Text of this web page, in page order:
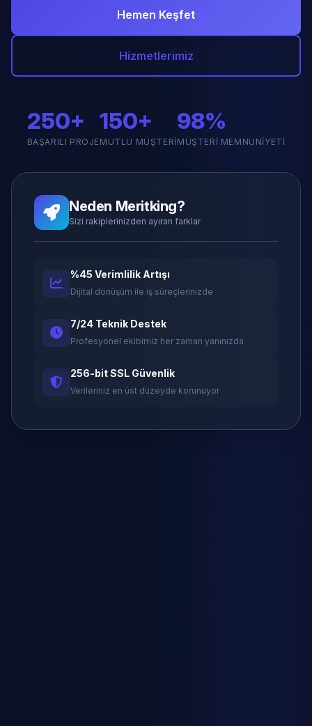
Hemen Keşfet
Hizmetlerimiz
250+
BAŞARILI PROJE
150+
MUTLU MÜŞTERI
98%
MÜŞTERI MEMNUNIYETI
Neden Meritking?
Sizi rakiplerinizden ayıran farklar
%45 Verimlilik Artışı
Dijital dönüşüm ile iş süreçlerinizde
7/24 Teknik Destek
Profesyonel ekibimiz her zaman yanınızda
256-bit SSL Güvenlik
Verileriniz en üst düzeyde korunuyor